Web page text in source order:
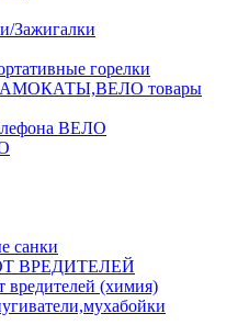
Зажигалки
горелки
товары
ВЕЛО
санки
ВРЕДИТЕЛЕЙ
вредителей (химия)